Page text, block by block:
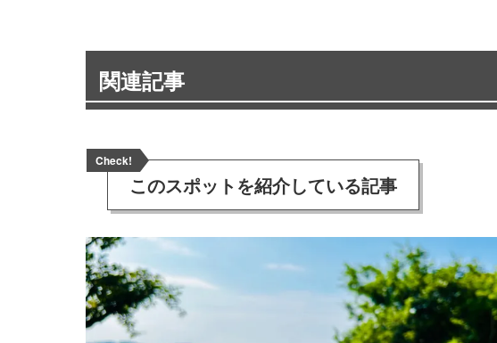
関連記事
Check!
このスポットを紹介している記事